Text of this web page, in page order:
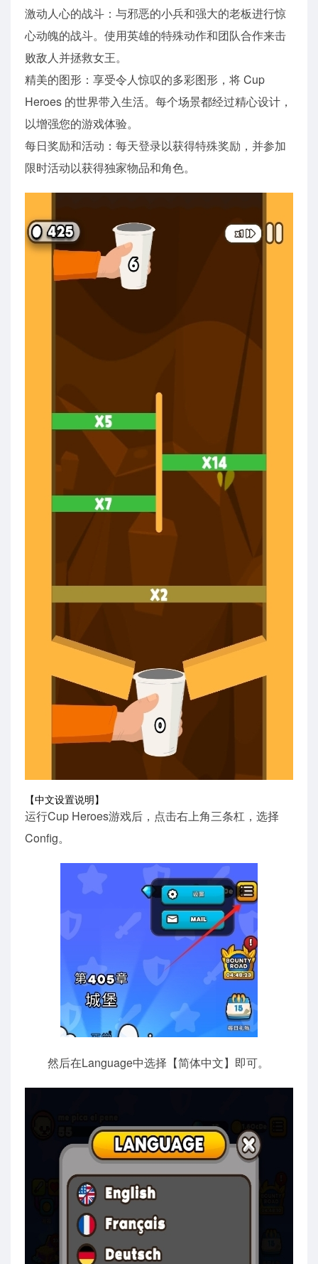
激动人心的战斗：与邪恶的小兵和强大的老板进行惊
心动魄的战斗。使用英雄的特殊动作和团队合作来击
败敌人并拯救女王。
精美的图形：享受令人惊叹的多彩图形，将 Cup
Heroes 的世界带入生活。每个场景都经过精心设计，
以增强您的游戏体验。
每日奖励和活动：每天登录以获得特殊奖励，并参加
限时活动以获得独家物品和角色。
【中文设置说明】
运行Cup Heroes游戏后，点击右上角三条杠，选择
Config。
然后在Language中选择【简体中文】即可。